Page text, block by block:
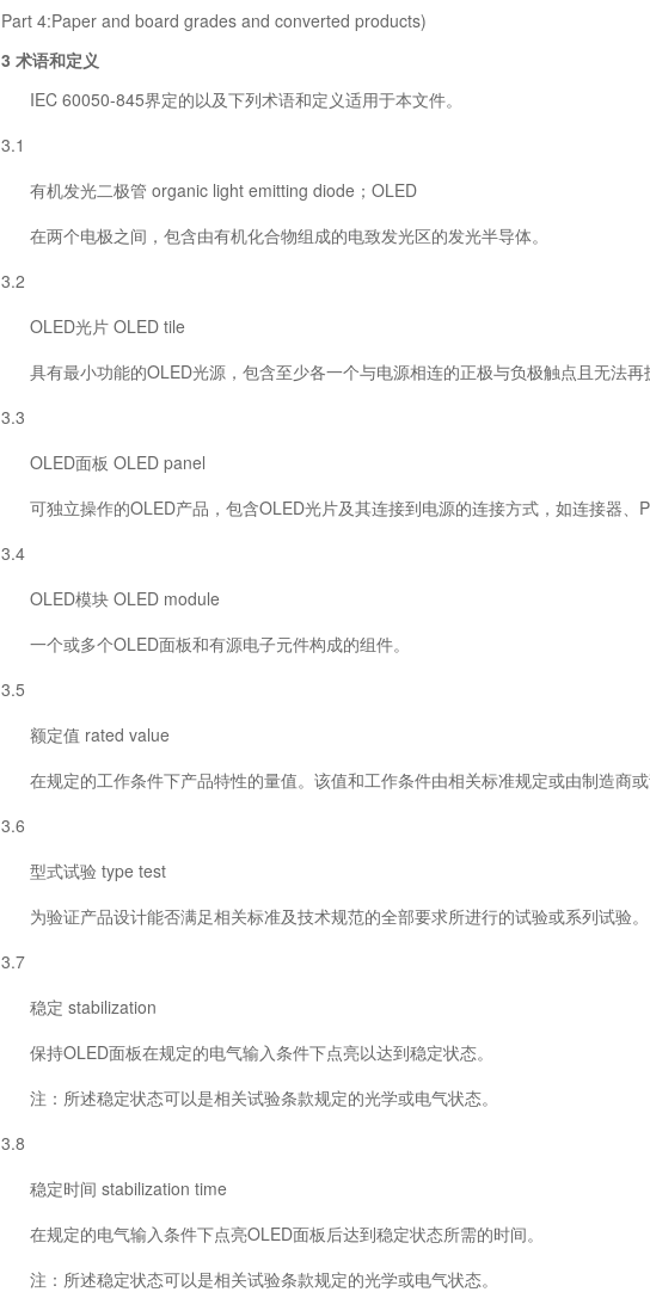
Part 4:Paper and board grades and converted products)
3 术语和定义
IEC 60050-845界定的以及下列术语和定义适用于本文件。
3.1
有机发光二极管 organic light emitting diode；OLED
在两个电极之间，包含由有机化合物组成的电致发光区的发光半导体。
3.2
OLED光片 OLED tile
具有最小功能的OLED光源，包含至少各一个与电源相连的正极与负极触点且无法再
3.3
OLED面板 OLED panel
可独立操作的OLED产品，包含OLED光片及其连接到电源的连接方式，如连接器、
3.4
OLED模块 OLED module
一个或多个OLED面板和有源电子元件构成的组件。
3.5
额定值 rated value
在规定的工作条件下产品特性的量值。该值和工作条件由相关标准规定或由制造商或
3.6
型式试验 type test
为验证产品设计能否满足相关标准及技术规范的全部要求所进行的试验或系列试验。
3.7
稳定 stabilization
保持OLED面板在规定的电气输入条件下点亮以达到稳定状态。
注：所述稳定状态可以是相关试验条款规定的光学或电气状态。
3.8
稳定时间 stabilization time
在规定的电气输入条件下点亮OLED面板后达到稳定状态所需的时间。
注：所述稳定状态可以是相关试验条款规定的光学或电气状态。